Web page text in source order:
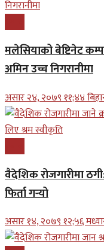
मलेसियाको बेष्टिनेट
अमिन उच्च निगरानीमा
असार २४, २०७९ ११;४४
वैदेशिक रोजगारीमा
फिर्ता गर्‍यो
असार १४, २०७९ १२;५६